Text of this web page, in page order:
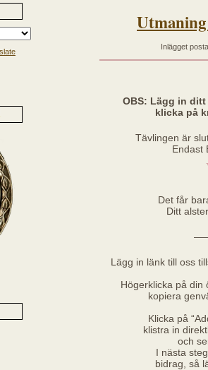
Inlägget
OBS: Lägg in
klicka på
Tävlingen är
Endast
Det får
Ditt
Lägg in länk till oss
Högerklicka på din
kopiera
Klicka på
klistra in
och
I nästa
bidrag, så